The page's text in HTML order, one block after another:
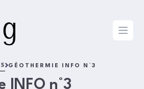
Open
GÉOTHERMIE INFO N°3
INFO n°3